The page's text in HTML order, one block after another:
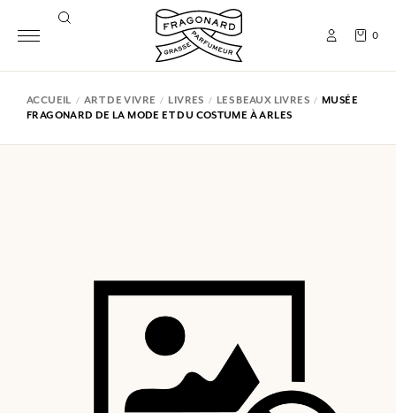
0
ACCUEIL ART DE VIVRE LIVRES LES BEAUX LIVRES
MUSÉE
FRAGONARD DE LA MODE ET DU COSTUME À ARLES